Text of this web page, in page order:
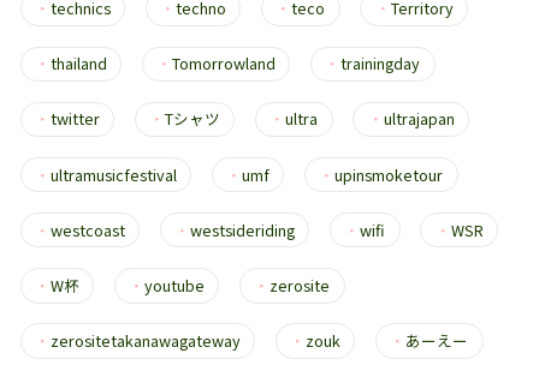
・ technics ・techno ・teco ・ Territory
・ thailand ・Tomorrowland ・trainingday
・ twitter ・Tシャツ ・ultra ・ ultrajapan
・ ultramusicfestival ・umf ・upinsmoketour
・ westcoast ・westsideriding ・wifi ・ WSR
・ W杯 ・youtube ・ zerosite
・ zerositetakanawagateway ・ zouk ・ あーえー